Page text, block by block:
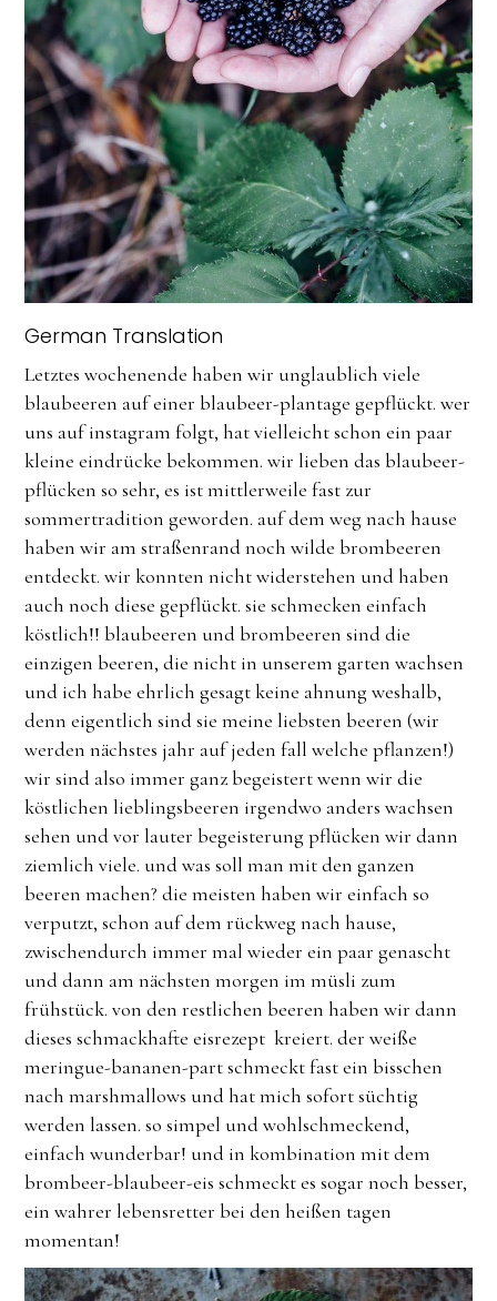
German Translation
Letztes wochenende haben wir unglaublich viele
blaubeeren auf einer blaubeer-plantage gepflückt. wer
uns auf instagram folgt, hat vielleicht schon ein paar
kleine eindrücke bekommen. wir lieben das blaubeer-
pflücken so sehr, es ist mittlerweile fast zur
sommertradition geworden. auf dem weg nach hause
haben wir am straßenrand noch wilde brombeeren
entdeckt. wir konnten nicht widerstehen und haben
auch noch diese gepflückt. sie schmecken einfach
köstlich!! blaubeeren und brombeeren sind die
einzigen beeren, die nicht in unserem garten wachsen
und ich habe ehrlich gesagt keine ahnung weshalb,
denn eigentlich sind sie meine liebsten beeren (wir
werden nächstes jahr auf jeden fall welche pflanzen!)
wir sind also immer ganz begeistert wenn wir die
köstlichen lieblingsbeeren irgendwo anders wachsen
sehen und vor lauter begeisterung pflücken wir dann
ziemlich viele. und was soll man mit den ganzen
beeren machen? die meisten haben wir einfach so
verputzt, schon auf dem rückweg nach hause,
zwischendurch immer mal wieder ein paar genascht
und dann am nächsten morgen im müsli zum
frühstück. von den restlichen beeren haben wir dann
dieses schmackhafte eisrezept kreiert. der weiße
meringue-bananen-part schmeckt fast ein bisschen
nach marshmallows und hat mich sofort süchtig
werden lassen. so simpel und wohlschmeckend,
einfach wunderbar! und in kombination mit dem
brombeer-blaubeer-eis schmeckt es sogar noch besser,
ein wahrer lebensretter bei den heißen tagen
momentan!